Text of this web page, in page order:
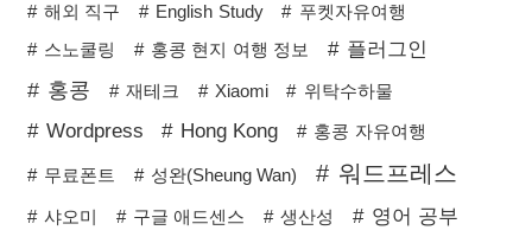
해외 직구 English Study
푸켓자유여행
스노쿨링
홍콩 현지 여행 정보 플러그인
홍콩 재테크 Xiaomi 위탁수하물
Wordpress Hong Kong 홍콩 자유여행
무료폰트 성완(Sheung Wan) 워드프레스
샤오미 구글 애드센스 생산성 영어 공부